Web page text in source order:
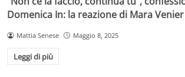
Domenica In: la reazione di Mara Venier
Mattia Senese Maggio 8, 2025
Leggi di più